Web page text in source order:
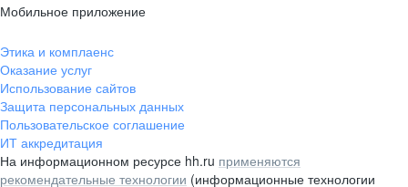
Мобильное приложение
Этика и комплаенс
Оказание услуг
Использование сайтов
Защита персональных данных
Пользовательское соглашение
ИТ аккредитация
На информационном ресурсе hh.ru применяются
рекомендательные технологии (информационные технологии